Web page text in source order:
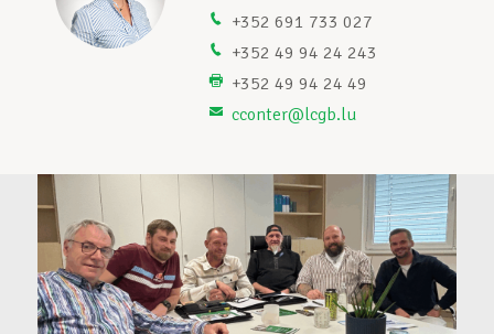
Assistance en vie privée
Devenir Membre
Actualités
+352 691 733 027
+352 49 94 24 243
+352 49 94 24 49
cconter@lcgb.lu